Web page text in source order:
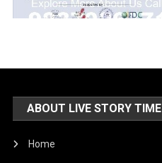
ABOUT LIVE STORY TIME
Home